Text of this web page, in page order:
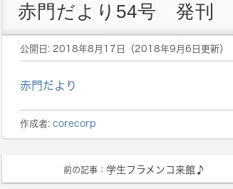
赤門だより54号 発刊
公開日: 2018年8月17日 （2018年9月6日更新）
赤門だより
作成者: corecorp
前の記事： 学生フラメンコ来館♪